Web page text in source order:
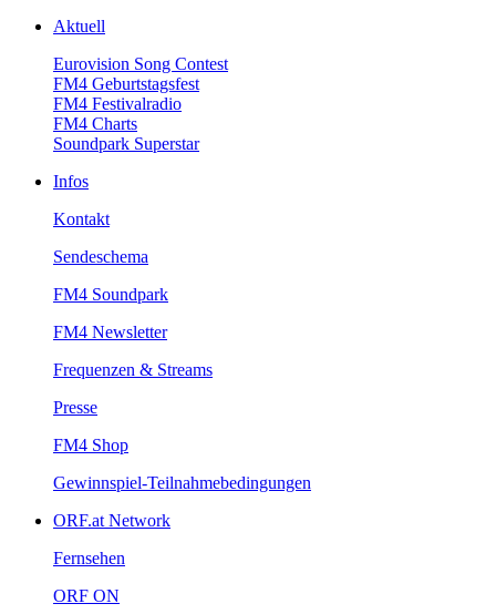
Aktuell
EurovisionSongContest
FM4Geburtstagsfest
FM4Festivalradio
FM4Charts
SoundparkSuperstar
Infos
Kontakt
Sendeschema
FM4Soundpark
FM4Newsletter
Frequenzen&Streams
Presse
FM4Shop
Gewinnspiel-Teilnahmebedingungen
ORF.atNetwork
Fernsehen
ORFON